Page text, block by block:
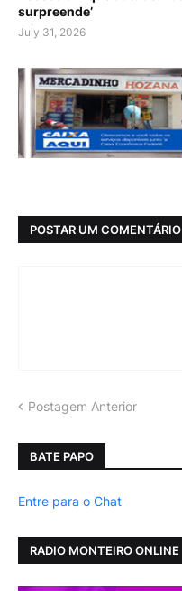
surpreende’
July 31, 2026
POSTAR UM COMENTÁRIO
Postagem Anterior
BATE PAPO
Entre para o Chat
RADIO MONTEIRO ONLINE